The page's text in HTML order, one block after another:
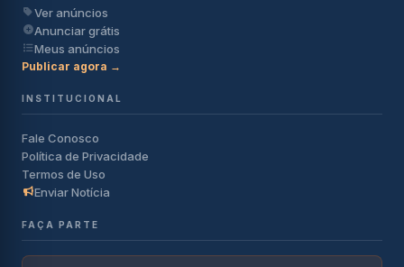
Ver anúncios
Anunciar grátis
Meus anúncios
Publicar agora →
INSTITUCIONAL
Fale Conosco
Política de Privacidade
Termos de Uso
Enviar Notícia
FAÇA PARTE